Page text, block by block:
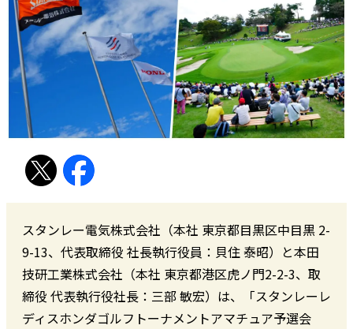
スタンレー電気株式会社（本社 東京都目黒区中目黒 2-
9-13、代表取締役 社長執行役員：貝住 泰昭）と本田
技研工業株式会社（本社 東京都港区虎ノ門2-2-3、取
締役 代表執行役社長：三部 敏宏）は、「スタンレーレ
ディスホンダゴルフトーナメントアマチュア予選会